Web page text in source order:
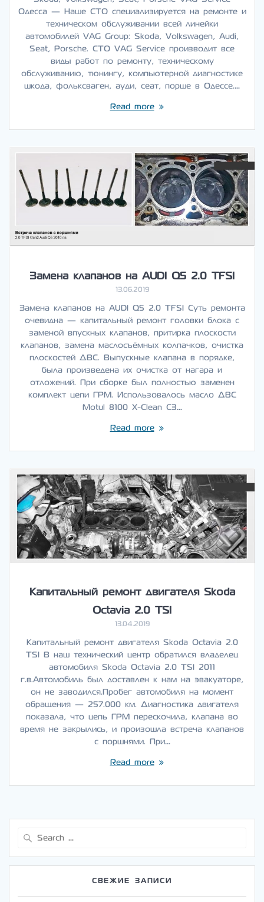
Одесса — Наше СТО специализируется на ремонте и
техническом обслуживании всей линейки
автомобилей VAG Group: Skoda, Volkswagen, Audi,
Seat, Porsche. СТО VAG Service производит все
виды работ по ремонту, техническому
обслуживанию, тюнингу, компьютерной диагностике
шкода, фольксваген, ауди, сеат, порше в Одессе.…
Read more
Замена клапанов на AUDI Q5 2.0 TFSI
13.06.2019
Замена клапанов на AUDI Q5 2.0 TFSI Суть ремонта
очевидна — капитальный ремонт головки блока с
заменой впускных клапанов, притирка плоскости
клапанов, замена маслосъёмных колпачков, очистка
плоскостей ДВС. Выпускные клапана в порядке,
была произведена их очистка от нагара и
отложений. При сборке был полностью заменен
комплект цепи ГРМ. Использовалось масло ДВС
Motul 8100 X-Clean C3…
Read more
Капитальный ремонт двигателя Skoda
Octavia 2.0 TSI
13.04.2019
Капитальный ремонт двигателя Skoda Octavia 2.0
TSI В наш технический центр обратился владелец
автомобиля Skoda Octavia 2.0 TSI 2011
г.в.Автомобиль был доставлен к нам на эвакуаторе,
он не заводился.Пробег автомобиля на момент
обращения — 257.000 км. Диагностика двигателя
показала, что цепь ГРМ перескочила, клапана во
время не закрылись, и произошла встреча клапанов
с поршнями. При…
Read more
СВЕЖИЕ ЗАПИСИ